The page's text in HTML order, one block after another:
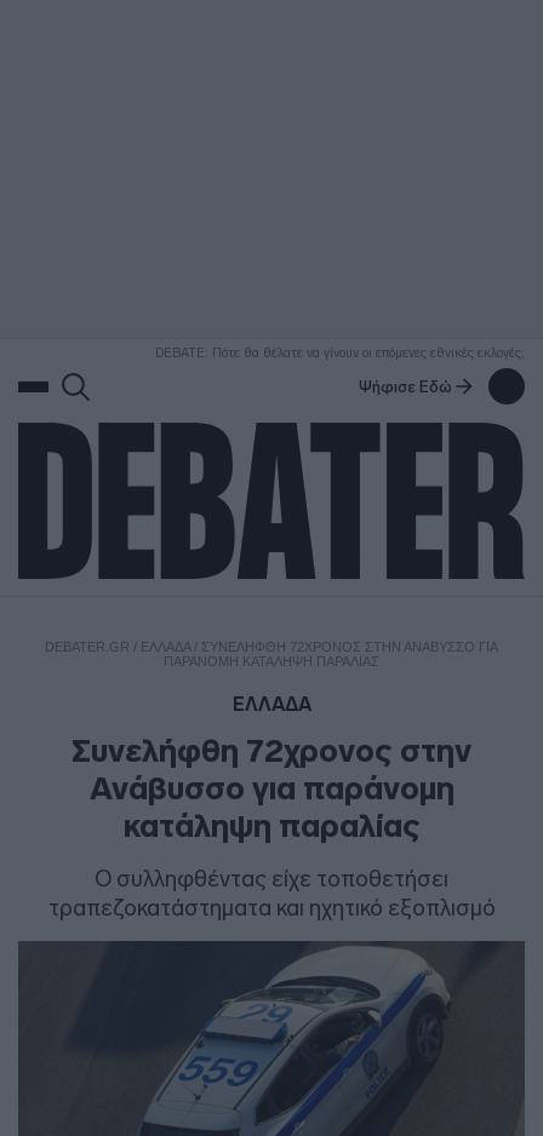
DEBATE: Πότε θα θέλατε να γίνουν οι επόμενες εθνικές εκλογές;
Ψήφισε Εδώ
DEBATER.GR / ΕΛΛΑΔΑ/ ΣΥΝΕΛΉΦΘΗ 72ΧΡΟΝΟΣ ΣΤΗΝ ΑΝΆΒΥΣΣΟ ΓΙΑ
ΠΑΡΆΝΟΜΗ ΚΑΤΆΛΗΨΗ ΠΑΡΑΛΊΑΣ
ΕΛΛΑΔΑ
Συνελήφθη 72χρονος στην
Ανάβυσσο για παράνομη
κατάληψη παραλίας
O συλληφθέντας είχε τοποθετήσει
τραπεζοκατάστηματα και ηχητικό εξοπλισμό